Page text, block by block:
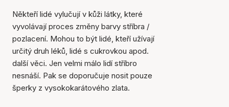
Někteří lidé vylučují v kůži látky, které
vyvolávají proces změny barvy stříbra /
pozlacení. Mohou to být lidé, kteří užívají
určitý druh léků, lidé s cukrovkou apod.
další věci. Jen velmi málo lidí stříbro
nesnáší. Pak se doporučuje nosit pouze
šperky z vysokokarátového zlata.